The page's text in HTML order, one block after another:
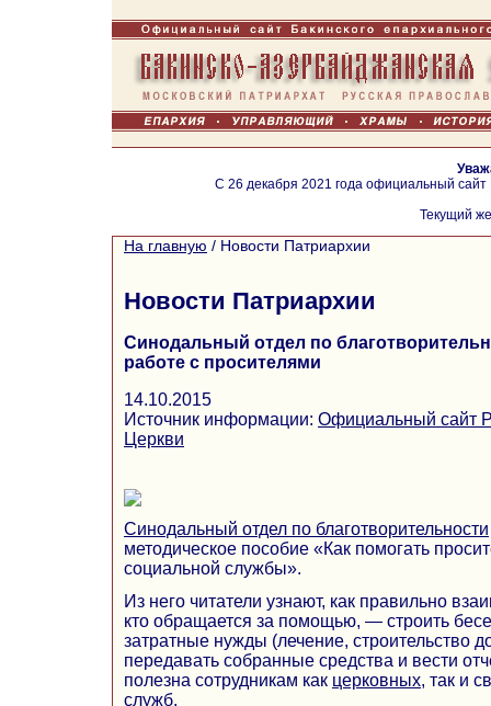
С 26 декабря 2021 года официальный
Текущий
На главную / Новости Патриархии
Новости Патриархии
Синодальный отдел по
работе с просителями
14.10.2015
Источник информации: Официальный сайт
Церкви
Синодальный отдел по благотворительности
методическое пособие «Как помогать
социальной службы».
Из него читатели узнают, как правильно
кто обращается за помощью, — строить
затратные нужды (лечение, строительство
передавать собранные средства и вести
полезна сотрудникам как церковных, так и
служб.